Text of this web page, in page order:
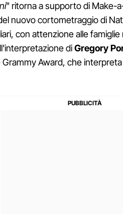
" ritorna a supporto di Make-
nuovo cortometraggio di
con attenzione alle
diGregory
Award, che